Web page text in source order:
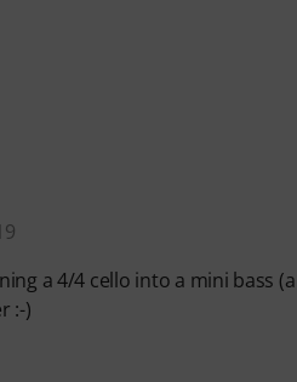
a 4/4 cello into a mini bass
:-)